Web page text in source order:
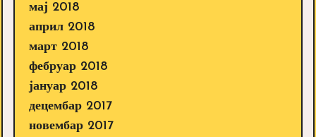
мај 2018
април 2018
март 2018
фебруар 2018
јануар 2018
децембар 2017
новембар 2017